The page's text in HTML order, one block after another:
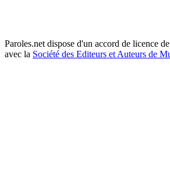
Paroles.net dispose d'un accord de licence
avec la Société des Editeurs et Auteurs de